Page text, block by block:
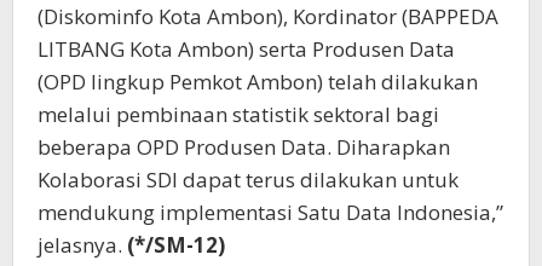
(Diskominfo Kota Ambon), Kordinator (BAPPEDA
LITBANG Kota Ambon) serta Produsen Data
(OPD lingkup Pemkot Ambon) telah dilakukan
melalui pembinaan statistik sektoral bagi
beberapa OPD Produsen Data. Diharapkan
Kolaborasi SDI dapat terus dilakukan untuk
mendukung implementasi Satu Data Indonesia,”
jelasnya. (*/SM-12)